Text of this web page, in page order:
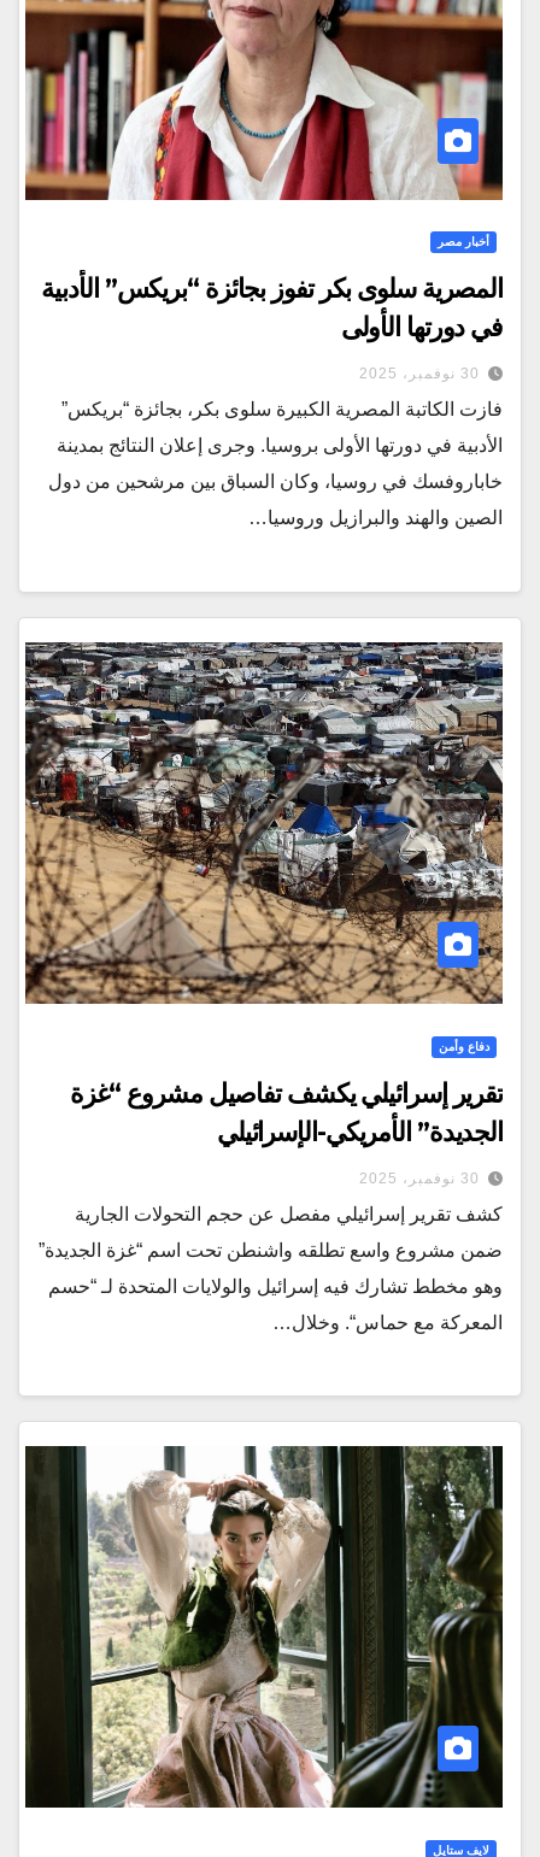
أخبار مصر
المصرية سلوى بكر تفوز بجائزة “بريكس” الأدبية
في دورتها الأولى
30 نوفمبر، 2025
فازت الكاتبة المصرية الكبيرة سلوى بكر، بجائزة “بريكس”
الأدبية في دورتها الأولى بروسيا. وجرى إعلان النتائج بمدينة
خاباروفسك في روسيا، وكان السباق بين مرشحين من دول
الصين والهند والبرازيل وروسيا…
دفاع وأمن
تقرير إسرائيلي يكشف تفاصيل مشروع “غزة
الجديدة” الأمريكي-الإسرائيلي
30 نوفمبر، 2025
كشف تقرير إسرائيلي مفصل عن حجم التحولات الجارية
ضمن مشروع واسع تطلقه واشنطن تحت اسم “غزة الجديدة”
وهو مخطط تشارك فيه إسرائيل والولايات المتحدة لـ “حسم
المعركة مع حماس“. وخلال…
لايف ستايل